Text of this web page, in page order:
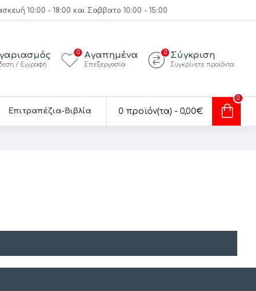
10:00 - 18:00 και Σαββατο 10:00 - 15:00
/ Εγγραφή
Αγαπημένα
Επεξεργασία
0 Σύγκριση
Συγκρίνετε προϊόντα
0
Επιτραπέζια-Βιβλία 0 προϊόν(τα) - 0,00€
0